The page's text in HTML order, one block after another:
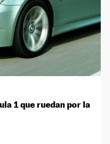
1 que ruedan por la